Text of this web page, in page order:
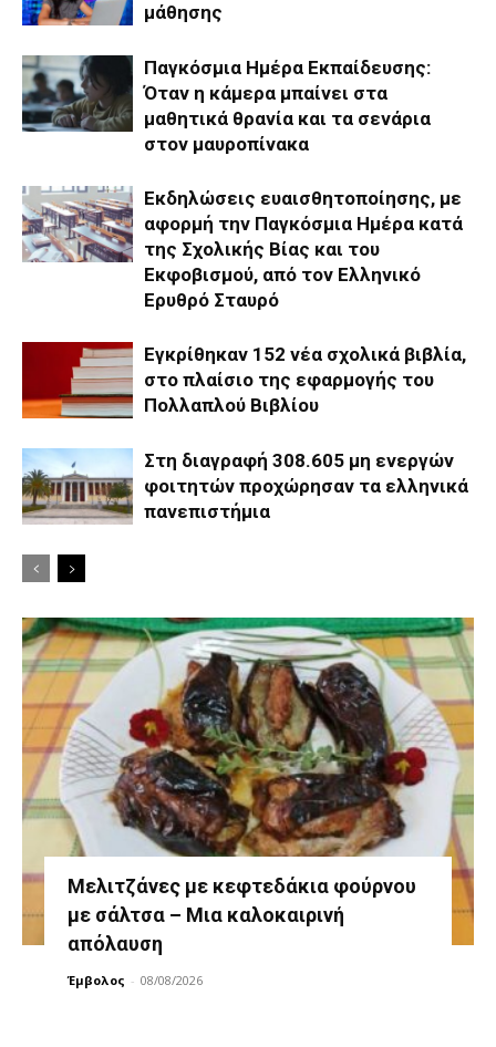
μάθησης
Παγκόσμια Ημέρα Εκπαίδευσης:
Όταν η κάμερα μπαίνει στα
μαθητικά θρανία και τα σενάρια
στον μαυροπίνακα
Εκδηλώσεις ευαισθητοποίησης, με
αφορμή την Παγκόσμια Ημέρα κατά
της Σχολικής Βίας και του
Εκφοβισμού, από τον Ελληνικό
Ερυθρό Σταυρό
Εγκρίθηκαν 152 νέα σχολικά βιβλία,
στο πλαίσιο της εφαρμογής του
Πολλαπλού Βιβλίου
Στη διαγραφή 308.605 μη ενεργών
φοιτητών προχώρησαν τα ελληνικά
πανεπιστήμια
Μελιτζάνες με κεφτεδάκια φούρνου
με σάλτσα – Μια καλοκαιρινή
απόλαυση
Έμβολος - 08/08/2026